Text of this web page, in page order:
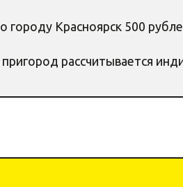
городу Красноярск 500
рассчитывается